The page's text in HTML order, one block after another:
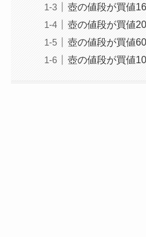
壺の値段が買値
壺の値段が買値
壺の値段が買値
壺の値段が買値